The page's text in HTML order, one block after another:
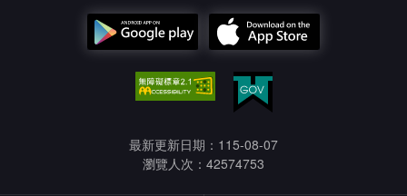
最新更新日期：115-08-07
瀏覽人次：42574753